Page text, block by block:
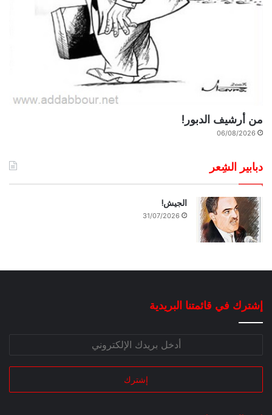
من أرشيف الدبور!
06/08/2026
دبابير الشِعر
الجيش!
31/07/2026
إشترك في قائمتنا البريدية